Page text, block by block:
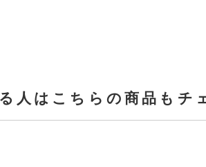
人はこちらの商品もチ